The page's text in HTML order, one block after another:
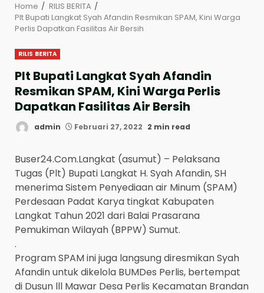
Home
RILIS BERITA
Plt Bupati Langkat Syah Afandin Resmikan SPAM, Kini Warga
Perlis Dapatkan Fasilitas Air Bersih
RILIS BERITA
Plt Bupati Langkat Syah Afandin
Resmikan SPAM, Kini Warga Perlis
Dapatkan Fasilitas Air Bersih
admin Februari 27, 2022 2 min read
Buser24.Com.Langkat (asumut) – Pelaksana
Tugas (Plt) Bupati Langkat H. Syah Afandin, SH
menerima Sistem Penyediaan air Minum (SPAM)
Perdesaan Padat Karya tingkat Kabupaten
Langkat Tahun 2021 dari Balai Prasarana
Pemukiman Wilayah (BPPW) Sumut.
.
Program SPAM ini juga langsung diresmikan Syah
Afandin untuk dikelola BUMDes Perlis, bertempat
di Dusun lll Mawar Desa Perlis Kecamatan Brandan